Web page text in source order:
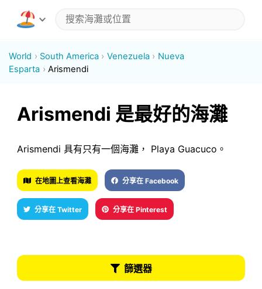
World South America Venezuela
Nueva
Esparta
Arismendi
Arismendi 是最好的海灘
Arismendi 具有只有一個海灘， Playa Guacuco。
在地圖上查看海灘 分享在 Facebook
分享在 Twitter 分享在 Pinterest
篩選器